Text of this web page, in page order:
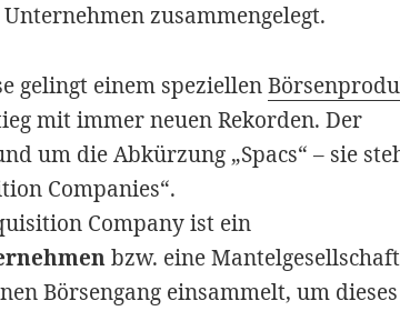
zusammengelegt.
gelingt einem speziellen
mit immer neuen Rekorden. Der
um die Abkürzung „Spacs“ – sie
Companies“.
Company ist ein
bzw. eine
Börsengang einsammelt, um